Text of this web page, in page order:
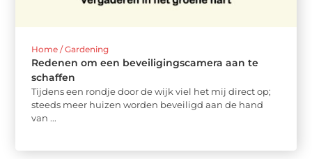
Home / Gardening
Redenen om een beveiligingscamera aan te
schaffen
Tijdens een rondje door de wijk viel het mij direct op;
steeds meer huizen worden beveiligd aan de hand
van ...